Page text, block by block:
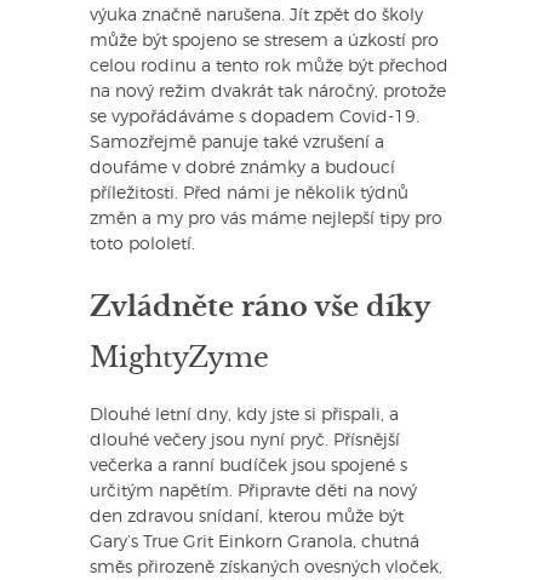
výuka značně narušena. Jít zpět do školy
může být spojeno se stresem a úzkostí pro
celou rodinu a tento rok může být přechod
na nový režim dvakrát tak náročný, protože
se vypořádáváme s dopadem Covid-19.
Samozřejmě panuje také vzrušení a
doufáme v dobré známky a budoucí
příležitosti. Před námi je několik týdnů
změn a my pro vás máme nejlepší tipy pro
toto pololetí.
Zvládněte ráno vše díky
MightyZyme
Dlouhé letní dny, kdy jste si přispali, a
dlouhé večery jsou nyní pryč. Přísnější
večerka a ranní budíček jsou spojené s
určitým napětím. Připravte děti na nový
den zdravou snídaní, kterou může být
Gary’s True Grit Einkorn Granola, chutná
směs přirozeně získaných ovesných vloček,